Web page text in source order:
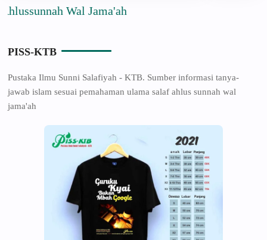
Wal Jama'ah
PISS-KTB
Pustaka Ilmu Sunni Salafiyah - KTB. Sumber informasi tanya-
jawab islam sesuai pemahaman ulama salaf ahlus sunnah wal
jama'ah